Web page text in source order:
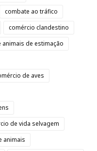
combate ao tráfico
comércio clandestino
animais de estimação
de aves
de vida selvagem
animais